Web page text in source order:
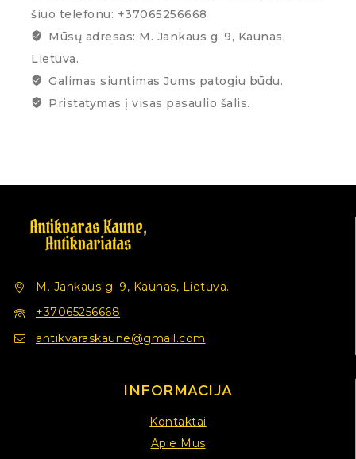
šiuo telefonu: +37065256668
Mūsų adresas: M. Jankaus g. 9, Kaunas,
Lietuva.
Galimas siuntimas Jums patogiu būdu.
Pristatymas į visas pasaulio šalis.
M. Jankaus g. 9, Kaunas, Lietuva.
+37065256668
antikvaraskaune@gmail.com
INFORMACIJA
Kontaktai
Apie Mus